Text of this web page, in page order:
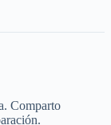
Comparto